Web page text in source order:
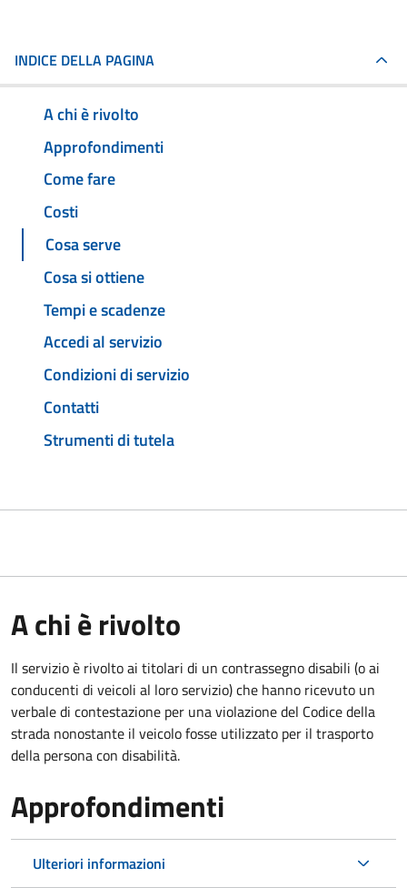
INDICE DELLA PAGINA
A chi è rivolto
Approfondimenti
Come fare
Costi
Cosa serve
Cosa si ottiene
Tempi e scadenze
Accedi al servizio
Condizioni di servizio
Contatti
Strumenti di tutela
A chi è rivolto
Il servizio è rivolto ai titolari di un contrassegno disabili (o ai
conducenti di veicoli al loro servizio) che hanno ricevuto un
verbale di contestazione per una violazione del Codice della
strada nonostante il veicolo fosse utilizzato per il trasporto
della persona con disabilità.
Approfondimenti
Ulteriori informazioni